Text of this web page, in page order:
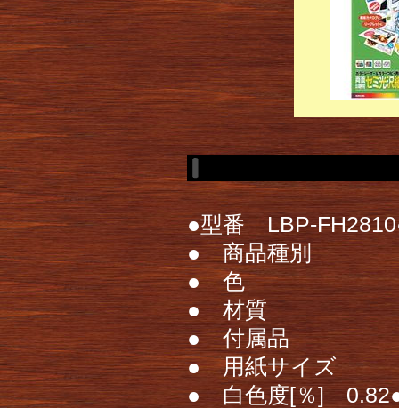
●型番 LBP-
● 商品種別
● 色
● 材質
● 付属品
● 用紙サイズ
● 白色度[％]